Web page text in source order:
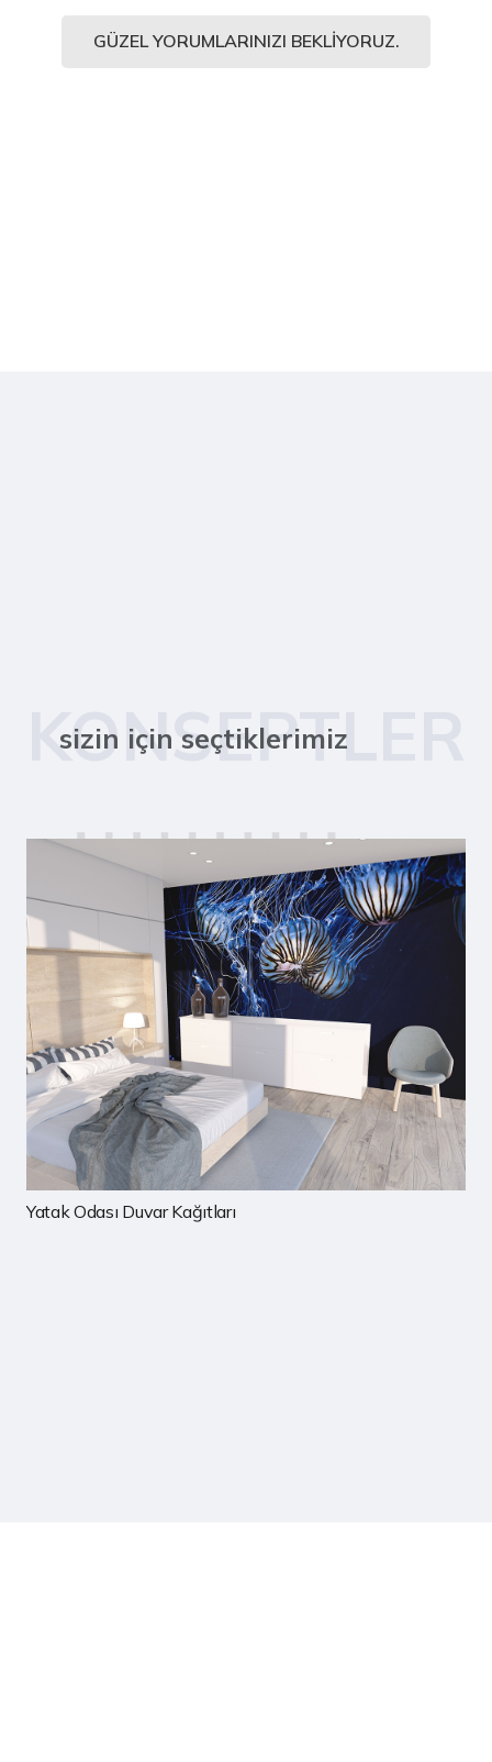
GÜZEL YORUMLARINIZI BEKLIYORUZ.
KONSEPTLER
sizin için seçtiklerimiz
Çocuk Odası Duvar Kağıtları